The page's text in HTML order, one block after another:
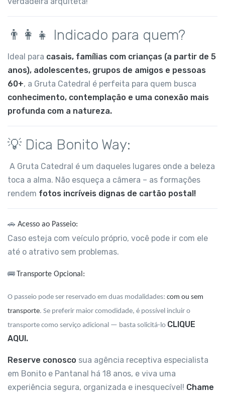
👨‍👩‍👧 Indicado para quem?
Ideal para casais, famílias com crianças (a partir de 5
anos), adolescentes, grupos de amigos e pessoas
60+, a Gruta Catedral é perfeita para quem busca
conhecimento, contemplação e uma conexão mais
profunda com a natureza.
💡 Dica Bonito Way:
A Gruta Catedral é um daqueles lugares onde a beleza
toca a alma. Não esqueça a câmera – as formações
rendem fotos incríveis dignas de cartão postal!
🚗 Acesso ao Passeio:
Caso esteja com veículo próprio, você pode ir com ele
até o atrativo sem problemas.
🚌 Transporte Opcional:
O passeio pode ser reservado em duas modalidades: com ou sem
transporte. Se preferir maior comodidade, é possível incluir o
transporte como serviço adicional — basta solicitá-lo CLIQUE
AQUI.
Reserve conosco sua agência receptiva especialista
em Bonito e Pantanal há 18 anos, e viva uma
experiência segura, organizada e inesquecível! Chame